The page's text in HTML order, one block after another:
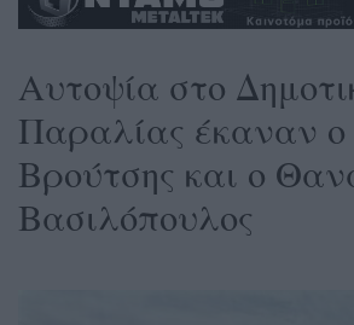
Αυτοψία στο
Παραλίας έκαναν ο
Βρούτσης και ο
Βασιλόπουλος